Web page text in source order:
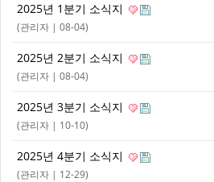
2025년 1분기 소식지
(관리자 | 08-04)
2025년 2분기 소식지
(관리자 | 08-04)
2025년 3분기 소식지
(관리자 | 10-10)
2025년 4분기 소식지
(관리자 | 12-29)